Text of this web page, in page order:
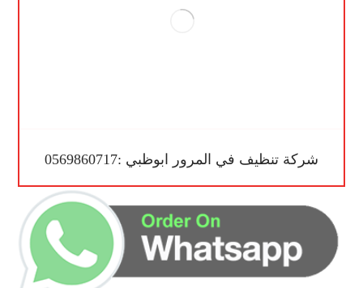
شركة تنظيف في المرور ابوظبي :0569860717